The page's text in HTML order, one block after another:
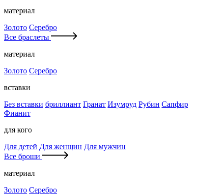
материал
Золото Серебро
Все браслеты
материал
Золото Серебро
вставки
Без вставки бриллиант Гранат Изумруд Рубин Сапфир
Фианит
для кого
Для детей Для женщин Для мужчин
Все броши
материал
Золото Серебро